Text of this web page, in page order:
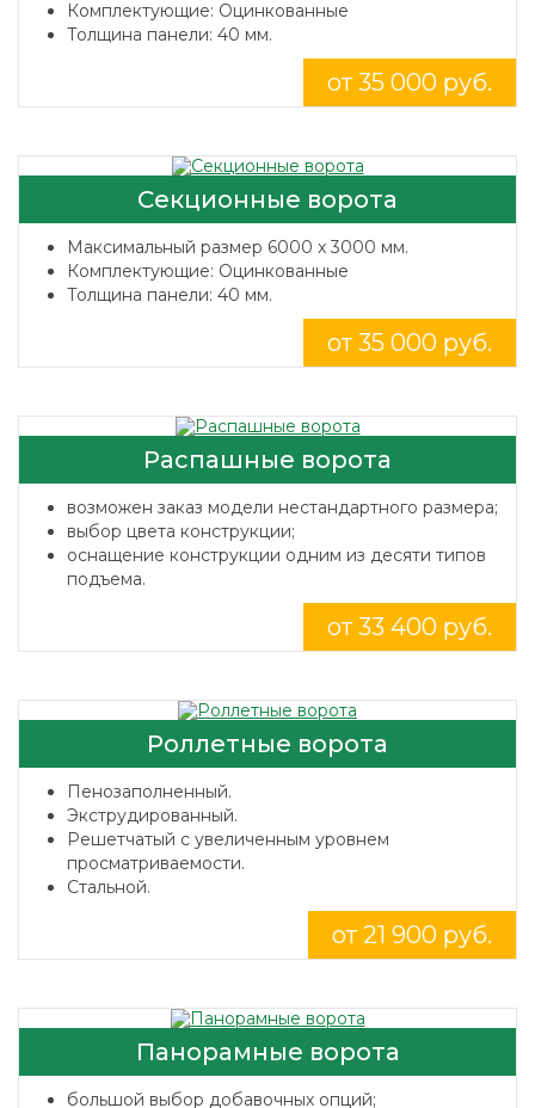
Комплектующие: Оцинкованные
Толщина панели: 40 мм.
от 35 000 руб.
Секционные ворота
Максимальный размер 6000 x 3000 мм.
Комплектующие: Оцинкованные
Толщина панели: 40 мм.
от 35 000 руб.
Распашные ворота
возможен заказ модели нестандартного размера;
выбор цвета конструкции;
оснащение конструкции одним из десяти типов
подъема.
от 33 400 руб.
Роллетные ворота
Пенозаполненный.
Экструдированный.
Решетчатый с увеличенным уровнем
просматриваемости.
Стальной.
от 21 900 руб.
Панорамные ворота
большой выбор добавочных опций;